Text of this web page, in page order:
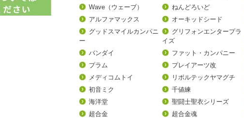
Wave（ウェーブ）
ねんどろいど
アルファマックス
オーキッドシード
グッドスマイルカンパニ
ー
グリフォンエンタープラ
イズ
バンダイ
ファット・カンパニー
プラム
プレイアーツ改
メディコムトイ
リボルテックヤマグチ
初音ミク
千値練
海洋堂
聖闘士聖衣シリーズ
超合金
超合金魂